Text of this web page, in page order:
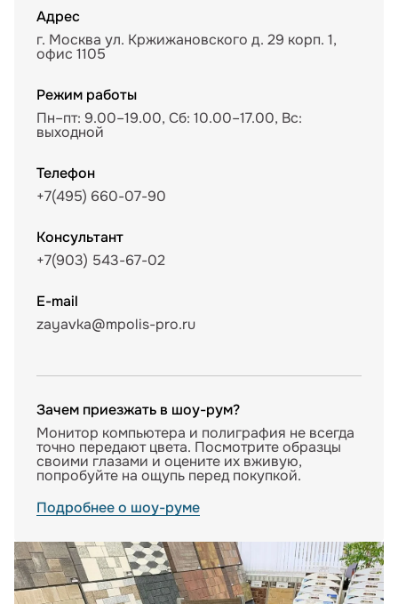
Адрес
г. Москва ул. Кржижановского д. 29 корп. 1,
офис 1105
Режим работы
Пн–пт: 9.00–19.00, Сб: 10.00–17.00, Вс:
выходной
Телефон
+7(495) 660-07-90
Консультант
+7(903) 543-67-02
E-mail
zayavka@mpolis-pro.ru
Зачем приезжать в шоу-рум?
Монитор компьютера и полиграфия не всегда
точно передают цвета. Посмотрите образцы
своими глазами и оцените их вживую,
попробуйте на ощупь перед покупкой.
Подробнее о шоу-руме